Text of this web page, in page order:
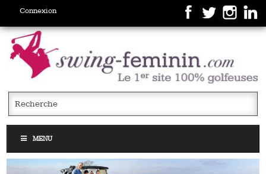
Connexion
MENU